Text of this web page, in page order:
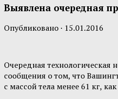
Выявлена очередная
Опубликовано · 15.01.2016
Очередная технологическая
сообщения о том, что
с массой тела менее 61 кг,